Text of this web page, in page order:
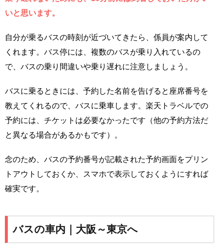
いと思います。
自分が乗るバスの時刻が近づいてきたら、係員が案内して
くれます。バス停には、複数のバスが乗り入れているの
で、バスの乗り間違いや乗り遅れに注意しましょう。
バスに乗るときには、予約した名前を告げると座席番号を
教えてくれるので、バスに乗車します。楽天トラベルでの
予約には、チケットは必要なかったです（他の予約方法だ
と異なる場合があるかもです）。
念のため、バスの予約番号が記載された予約画面をプリン
トアウトしておくか、スマホで表示しておくようにすれば
確実です。
バスの車内｜大阪～東京へ